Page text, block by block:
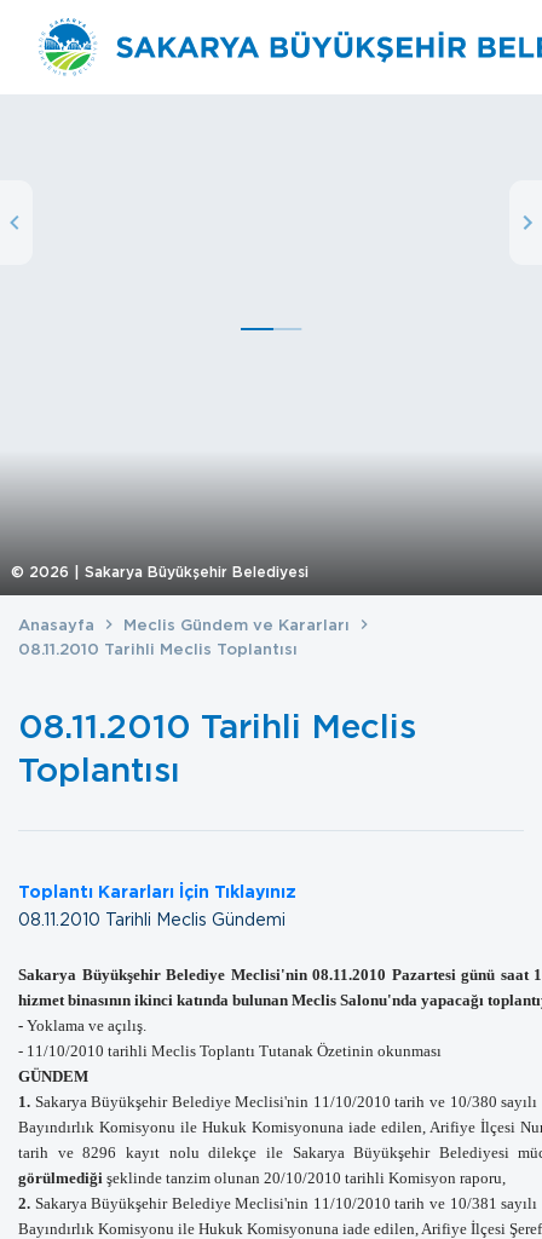
© 2026 | Sakarya Büyükşehir Belediyesi
Anasayfa
Meclis Gündem ve Kararları
08.11.2010 Tarihli Meclis Toplantısı
08.11.2010 Tarihli Meclis
Toplantısı
Toplantı Kararları İçin Tıklayınız
08.11.2010 Tarihli Meclis Gündemi
Sakarya Büyükşehir Belediye Meclisi'nin 08.11.2010 Pazartesi günü saat
hizmet binasının ikinci katında bulunan Meclis Salonu'nda yapacağı
- Yoklama ve açılış.
- 11/10/2010 tarihli Meclis Toplantı Tutanak Özetinin okunması
GÜNDEM
1. Sakarya Büyükşehir Belediye Meclisi'nin 11/10/2010 tarih ve 10/380 sayılı
Bayındırlık Komisyonu ile Hukuk Komisyonuna iade edilen , Arifiye İlçesi
tarih ve 8296 kayıt nolu dilekçe ile Sakarya Büyükşehir Belediyesi
görülmediği şeklinde tanzim olunan 20/10/2010 tarihli Komisyon raporu,
2. Sakarya Büyükşehir Belediye Meclisi'nin 11/10/2010 tarih ve 10/381 sayılı
Bayındırlık Komisyonu ile Hukuk Komisyonuna iade edilen , Arifiye İlçesi